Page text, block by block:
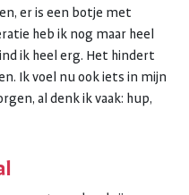
er is een botje met
heb ik nog maar heel
ik heel erg. Het hindert
Ik voel nu ook iets in mijn
al denk ik vaak: hup,